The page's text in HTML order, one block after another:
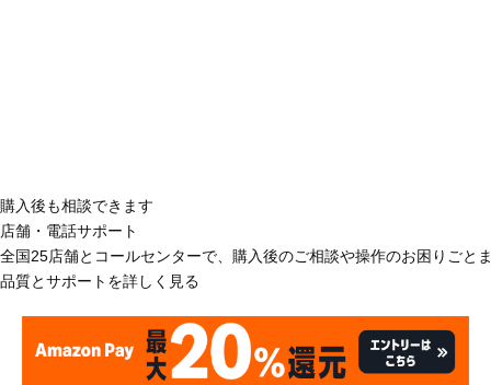
購入後も相談できます
店舗・電話サポート
全国25店舗とコールセンターで、購入後のご相談や操作のお困りごと
品質とサポートを詳しく見る